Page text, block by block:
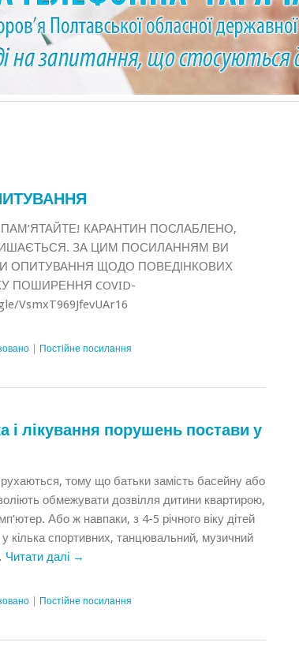
ПАМ’ЯТАЙТЕ! КАРАНТИН ПОСЛАБЛЕНО,
ЗА ЦИМ ПОСИЛАННЯМ ВИ
ОПИТУВАННЯ ЩОДО ПОВЕДІНКОВИХ
ПОШИРЕННЯ COVID-
VsmxT969JfevUAr16
| Постійне посилання
і лікування порушень постави у
рухаються, тому що батьки замість басейну або
обмежувати дозвілля дитини квартирою,
Або ж навпаки, з 4-5 річного віку дітей
кілька спортивних, танцювальний, музичний
Читати далі →
| Постійне посилання